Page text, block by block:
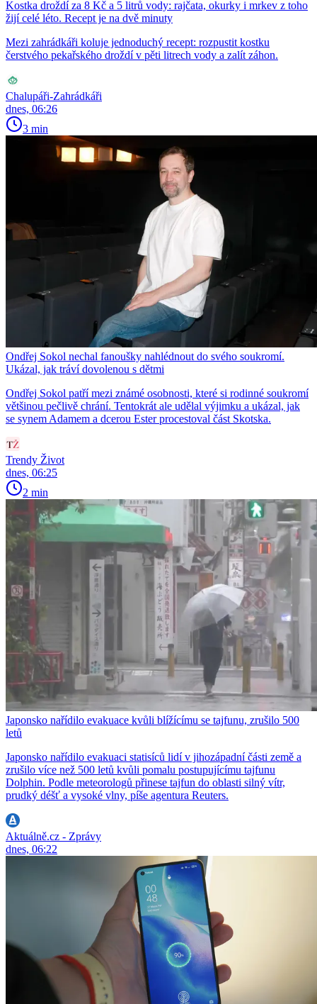
Kostka droždí za 8 Kč a 5 litrů vody: rajčata, okurky i mrkev z toho
žijí celé léto. Recept je na dvě minuty
Mezi zahrádkáři koluje jednoduchý recept: rozpustit kostku
čerstvého pekařského droždí v pěti litrech vody a zalít záhon.
Chalupáři-Zahrádkáři
dnes, 06:26
3 min
Ondřej Sokol nechal fanoušky nahlédnout do svého soukromí.
Ukázal, jak tráví dovolenou s dětmi
Ondřej Sokol patří mezi známé osobnosti, které si rodinné soukromí
většinou pečlivě chrání. Tentokrát ale udělal výjimku a ukázal, jak
se synem Adamem a dcerou Ester procestoval část Skotska.
Trendy Život
dnes, 06:25
2 min
Japonsko nařídilo evakuace kvůli blížícímu se tajfunu, zrušilo 500
letů
Japonsko nařídilo evakuaci statisíců lidí v jihozápadní části země a
zrušilo více než 500 letů kvůli pomalu postupujícímu tajfunu
Dolphin. Podle meteorologů přinese tajfun do oblasti silný vítr,
prudký déšť a vysoké vlny, píše agentura Reuters.
Aktuálně.cz - Zprávy
dnes, 06:22